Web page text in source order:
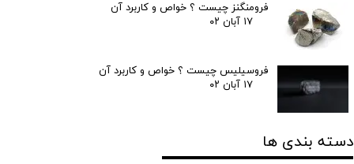
فرومنگنز چیست ؟ خواص و کاربرد آن
۱۷ آبان ۰۲
فروسیلیس چیست ؟ خواص و کاربرد آن
۱۷ آبان ۰۲
دسته بندی ها